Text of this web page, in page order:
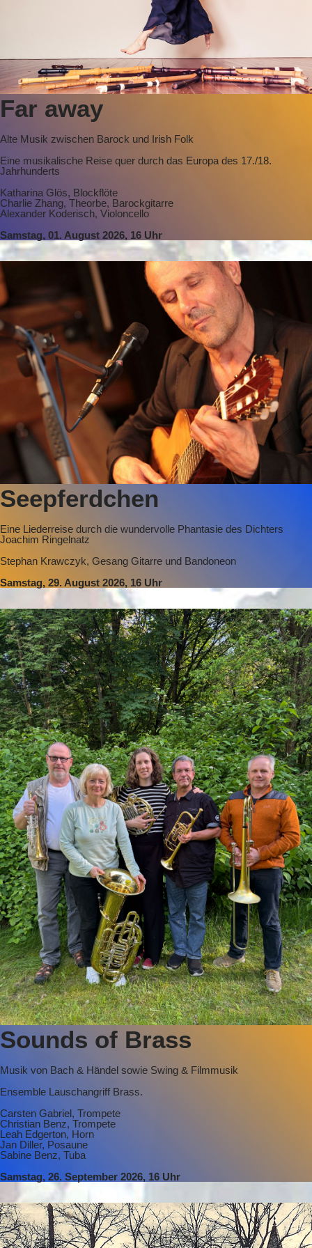
Far away
Alte Musik zwischen Barock und Irish Folk
Eine musikalische Reise quer durch das Europa des 17./18.
Jahrhunderts
Katharina Glös, Blockflöte
Charlie Zhang, Theorbe, Barockgitarre
Alexander Koderisch, Violoncello
Samstag, 01. August 2026, 16 Uhr
Seepferdchen
Eine Liederreise durch die wundervolle Phantasie des Dichters
Joachim Ringelnatz
Stephan Krawczyk, Gesang Gitarre und Bandoneon
Samstag, 29. August 2026, 16 Uhr
Sounds of Brass
Musik von Bach & Händel sowie Swing & Filmmusik
Ensemble Lauschangriff Brass.
Carsten Gabriel, Trompete
Christian Benz, Trompete
Leah Edgerton, Horn
Jan Diller, Posaune
Sabine Benz, Tuba
Samstag, 26. September 2026, 16 Uhr